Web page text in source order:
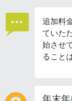
追加料
ていた
始させ
ること